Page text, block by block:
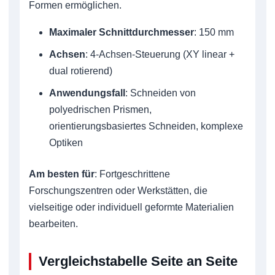
Formen ermöglichen.
Maximaler Schnittdurchmesser: 150 mm
Achsen: 4-Achsen-Steuerung (XY linear +
dual rotierend)
Anwendungsfall : Schneiden von
polyedrischen Prismen,
orientierungsbasiertes Schneiden, komplexe
Optiken
Am besten für: Fortgeschrittene
Forschungszentren oder Werkstätten, die
vielseitige oder individuell geformte Materialien
bearbeiten.
Vergleichstabelle Seite an Seite